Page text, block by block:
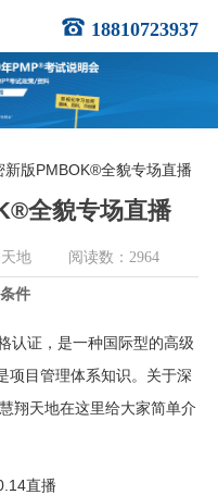
18810723937
新版PMBOK®全貌专场直播
全貌专场直播
地 阅读数：2964
认证，是一种国际型的高级
项目管理体系知识。关于深
翔天地在这里给大家简单介
直播